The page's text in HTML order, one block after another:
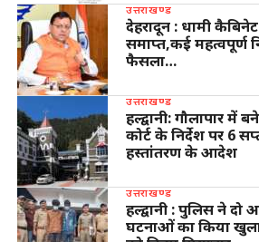
उत्तराखण्ड
देहरादून : धामी
समाप्त,कई महत्वपूर्ण
फैसला…
उत्तराखण्ड
हल्द्वानी: गौलापार में
कोर्ट के निर्देश पर 6
हस्तांतरण के आदेश
उत्तराखण्ड
हल्द्वानी : पुलिस ने
घटनाओं का किया